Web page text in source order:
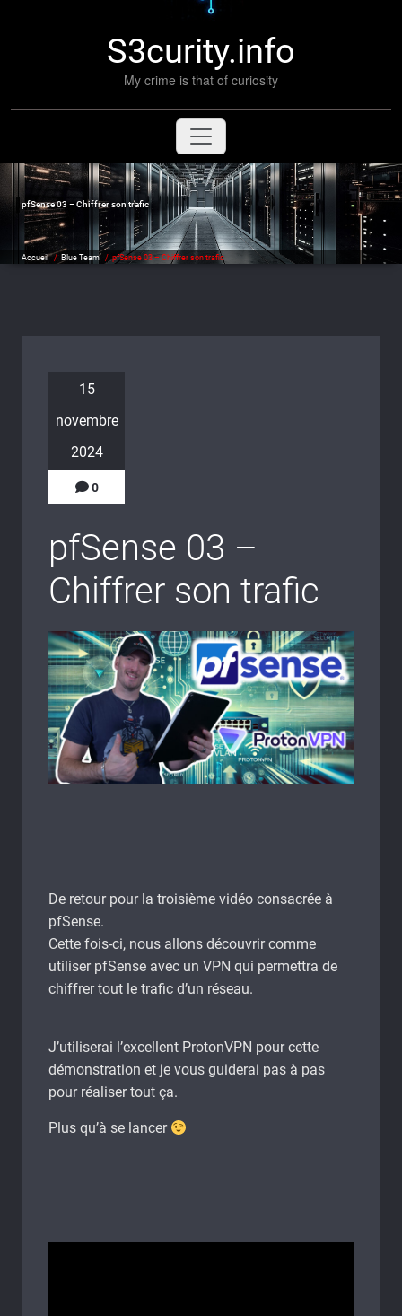
S3curity.info
My crime is that of curiosity
pfSense 03 – Chiffrer son trafic
Accueil/ Blue Team/pfSense 03 – Chiffrer son trafic
15
novembre
2024
0
pfSense 03 –
Chiffrer son trafic
De retour pour la troisième vidéo consacrée à
pfSense.
Cette fois-ci, nous allons découvrir comme
utiliser pfSense avec un VPN qui permettra de
chiffrer tout le trafic d’un réseau.
J’utiliserai l’excellent ProtonVPN pour cette
démonstration et je vous guiderai pas à pas
pour réaliser tout ça.
Plus qu’à se lancer